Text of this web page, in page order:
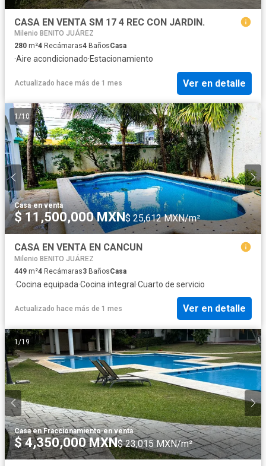
CASA EN VENTA SM 17 4 REC CON JARDIN.
Milenio BENITO JUÁREZ
280 m²4 Recámaras4 BañosCasa
·Aire acondicionado·Estacionamiento
Actualizado hace más de 1 mes Ver en detalle
1/10
Casa·en venta
$ 11,500,000 MXN$ 25,612 MXN/m²
CASA EN VENTA EN CANCUN
Milenio BENITO JUÁREZ
449 m²4 Recámaras3 BañosCasa
·Cocina equipada·Cocina integral ·Cuarto de servicio
Actualizado hace más de 1 mes Ver en detalle
1 /19
Casa en Fraccionamiento·en venta
$ 4,350,000 MXN$ 23,015 MXN/m²